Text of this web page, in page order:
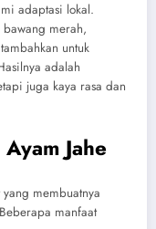
adaptasi lokal.
bawang merah,
untuk
adalah
juga kaya rasa dan
Jahe
membuatnya
manfaat